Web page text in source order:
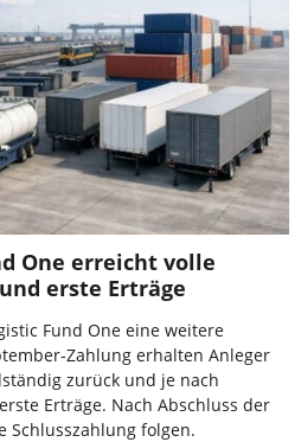
One erreicht volle
erste Erträge
Fund One eine weitere
Zahlung erhalten Anleger
zurück und je nach
Erträge. Nach Abschluss der
Schlusszahlung folgen.